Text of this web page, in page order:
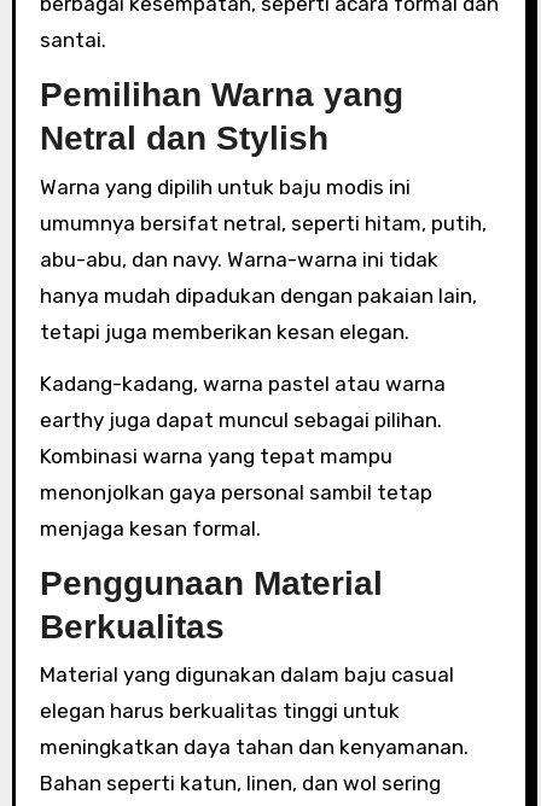
santai.
Pemilihan Warna yang
Netral dan Stylish
Warna yang dipilih untuk baju modis ini
umumnya bersifat netral, seperti hitam, putih,
abu-abu, dan navy. Warna-warna ini tidak
hanya mudah dipadukan dengan pakaian lain,
tetapi juga memberikan kesan elegan.
Kadang-kadang, warna pastel atau warna
earthy juga dapat muncul sebagai pilihan.
Kombinasi warna yang tepat mampu
menonjolkan gaya personal sambil tetap
menjaga kesan formal.
Penggunaan Material
Berkualitas
Material yang digunakan dalam baju casual
elegan harus berkualitas tinggi untuk
meningkatkan daya tahan dan kenyamanan.
Bahan seperti katun, linen, dan wol sering